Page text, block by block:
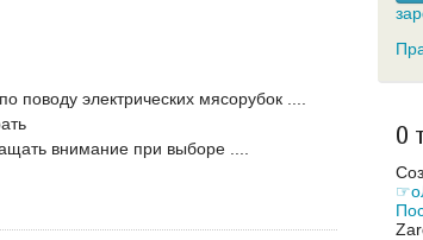
поводу электрических мясорубок ....
внимание при выборе ....
О